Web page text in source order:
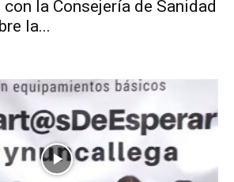
Butarque
con la Consejería de Sanidad
la...